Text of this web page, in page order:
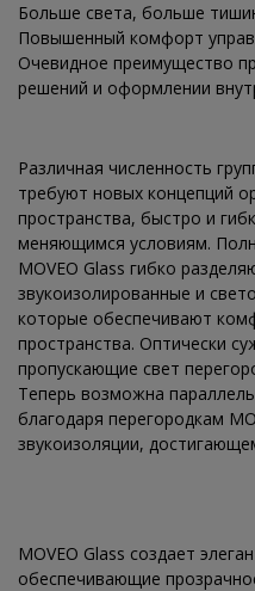
Больше света, больше
Повышенный комфорт
Очевидное преимущество
решений и оформлении
Различная численность
требуют новых концепций
пространства, быстро и
меняющимся условиям.
MOVEO Glass гибко
звукоизолированные и
которые обеспечивают
пространства. Оптически
пропускающие свет
Теперь возможна
благодаря перегородкам
звукоизоляции,
MOVEO Glass создает
обеспечивающие